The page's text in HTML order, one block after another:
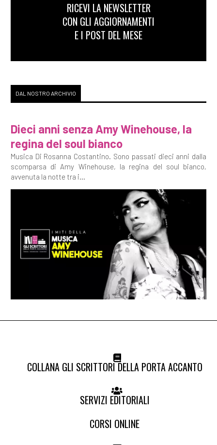
RICEVI LA NEWSLETTER
CON GLI AGGIORNAMENTI
E I POST DEL MESE
DAL NOSTRO ARCHIVIO
Dieci anni senza Amy Winehouse, la
regina del soul bianco
Musica Di Rosanna Costantino. Sono passati dieci anni dalla
scomparsa di Amy Winehouse, la regina del soul bianco,
avvenuta la notte tra i...
COLLANA GLI SCRITTORI DELLA PORTA ACCANTO
SERVIZI EDITORIALI
CORSI ONLINE